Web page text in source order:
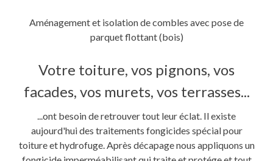
Aménagement et isolation de combles avec pose de
parquet flottant (bois)
Votre toiture, vos pignons, vos
facades, vos murets, vos terrasses...
...ont besoin de retrouver tout leur éclat. Il existe
aujourd'hui des traitements fongicides spécial pour
toiture et hydrofuge. Après décapage nous appliquons un